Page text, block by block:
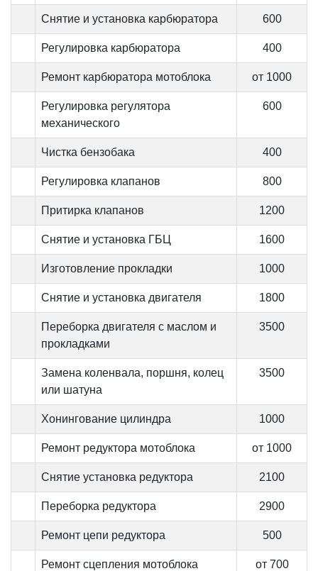
Снятие и установка карбюратора 600
Регулировка карбюратора 400
Ремонт карбюратора мотоблока от 1000
Регулировка регулятора
механического
600
Чистка бензобака 400
Регулировка клапанов 800
Притирка клапанов 1200
Снятие и установка ГБЦ 1600
Изготовление прокладки 1000
Снятие и установка двигателя 1800
Переборка двигателя с маслом и
прокладками
3500
Замена коленвала, поршня, колец
или шатуна
3500
Хонингование цилиндра 1000
Ремонт редуктора мотоблока от 1000
Снятие установка редуктора 2100
Переборка редуктора 2900
Ремонт цепи редуктора 500
Ремонт сцепления мотоблока от 700